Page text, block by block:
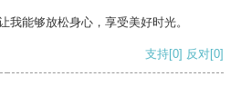
我能够放松身心，享受美好时光。
支持[0] 反对[0]